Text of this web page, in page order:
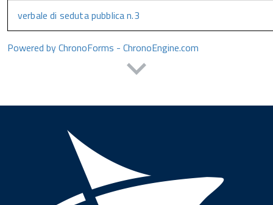
verbale di seduta pubblica n.3
Powered by ChronoForms - ChronoEngine.com